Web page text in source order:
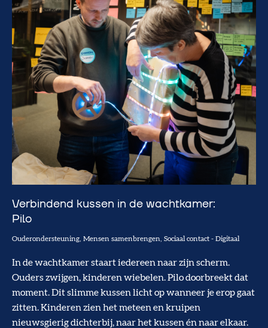
Verbindend kussen in de wachtkamer:
Pilo
Ouderondersteuning Mensen samenbrengen Sociaal contact - Digitaal
In de wachtkamer staart iedereen naar zijn scherm.
Ouders zwijgen, kinderen wiebelen. Pilo doorbreekt dat
moment. Dit slimme kussen licht op wanneer je erop gaat
zitten. Kinderen zien het meteen en kruipen
nieuwsgierig dichterbij, naar het kussen én naar elkaar.